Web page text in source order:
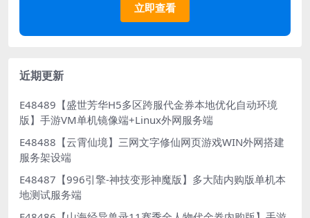
立即查看
近期更新
E48489【盛世芳华H5多区跨服代金券本地优化自动环境
版】手游VM单机镜像端+Linux外网服务端
E48488【云霄仙境】三网文字修仙网页游戏WIN外网搭建
服务架设端
E48487【996引擎-神技变形神魔版】多大陆内购版单机本
地测试服务端